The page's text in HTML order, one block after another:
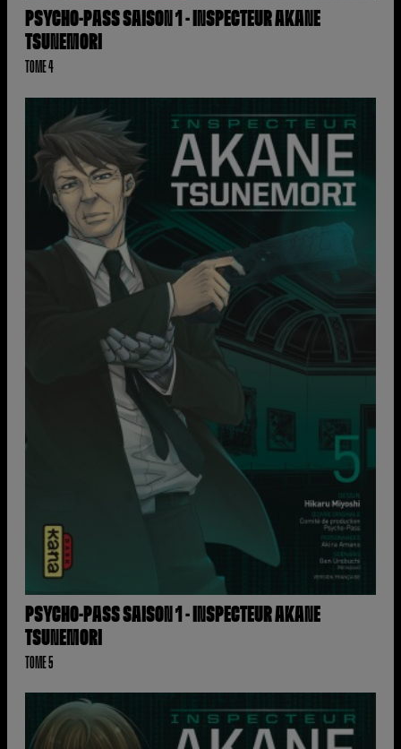
PSYCHO-PASS SAISON 1 - INSPECTEUR AKANE
TSUNEMORI
TOME 4
PSYCHO-PASS SAISON 1 - INSPECTEUR AKANE
TSUNEMORI
TOME 5